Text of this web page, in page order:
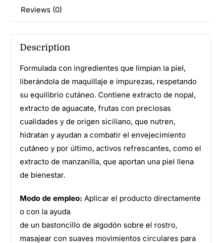
Reviews (0)
Description
Formulada con ingredientes que limpian la piel,
liberándola de maquillaje e impurezas, respetando
su equilibrio cutáneo. Contiene extracto de nopal,
extracto de aguacate, frutas con preciosas
cualidades y de origen siciliano, que nutren,
hidratan y ayudan a combatir el envejecimiento
cutáneo y por último, activos refrescantes, como el
extracto de manzanilla, que aportan una piel llena
de bienestar.
Modo de empleo: Aplicar el producto directamente
o con la ayuda
de un bastoncillo de algodón sobre el rostro,
masajear con suaves movimientos circulares para